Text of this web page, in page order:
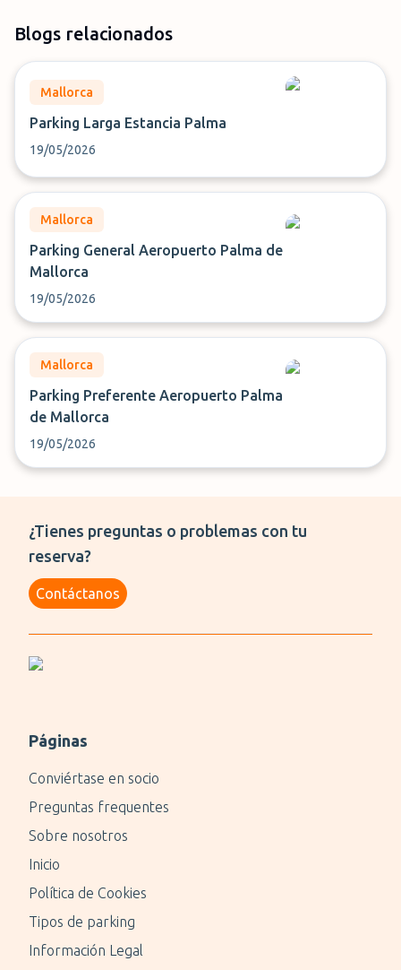
Blogs relacionados
Mallorca
Parking Larga Estancia Palma
19/05/2026
Mallorca
Parking General Aeropuerto Palma de
Mallorca
19/05/2026
Mallorca
Parking Preferente Aeropuerto Palma
de Mallorca
19/05/2026
¿Tienes preguntas o problemas con tu
reserva?
Contáctanos
Páginas
Conviértase en socio
Preguntas frequentes
Sobre nosotros
Inicio
Política de Cookies
Tipos de parking
Información Legal